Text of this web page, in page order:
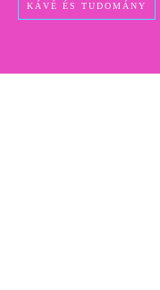
KÁVÉ ÉS TUDOMÁNY